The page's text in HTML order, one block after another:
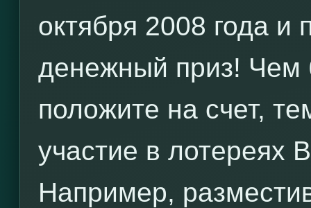
октября 2008 года и
денежный приз! Чем
положите на счет,
участие в лотереях
Например,